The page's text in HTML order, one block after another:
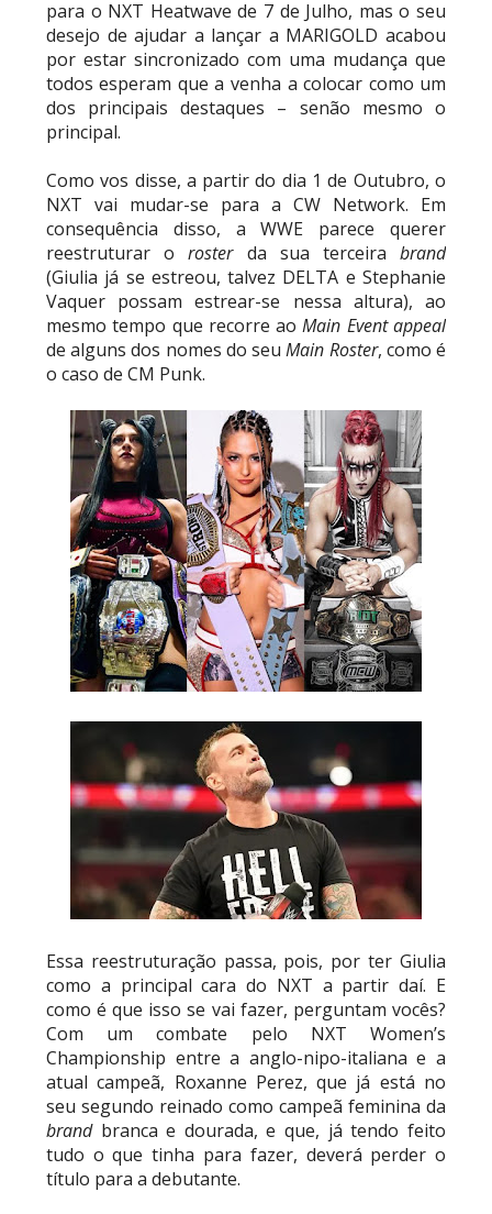
para o NXT Heatwave de 7 de Julho, mas o seu
desejo de ajudar a lançar a MARIGOLD acabou
por estar sincronizado com uma mudança que
todos esperam que a venha a colocar como um
dos principais destaques – senão mesmo o
principal.
Como vos disse, a partir do dia 1 de Outubro, o
NXT vai mudar-se para a CW Network. Em
consequência disso, a WWE parece querer
reestruturar oroster da sua terceirabrand
(Giulia já se estreou, talvez DELTA e Stephanie
Vaquer possam estrear-se nessa altura), ao
mesmo tempo que recorre aoMain Event appeal
de alguns dos nomes do seuMain Roster, como é
o caso de CM Punk.
Essa reestruturação passa, pois, por ter Giulia
como a principal cara do NXT a partir daí. E
como é que isso se vai fazer, perguntam vocês?
Com um combate pelo NXT Women’s
Championship entre a anglo-nipo-italiana e a
atual campeã, Roxanne Perez, que já está no
seu segundo reinado como campeã feminina da
brand branca e dourada, e que, já tendo feito
tudo o que tinha para fazer, deverá perder o
título para a debutante.